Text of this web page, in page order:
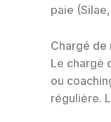
paie
Chargé de
Le chargé
ou
régulière.